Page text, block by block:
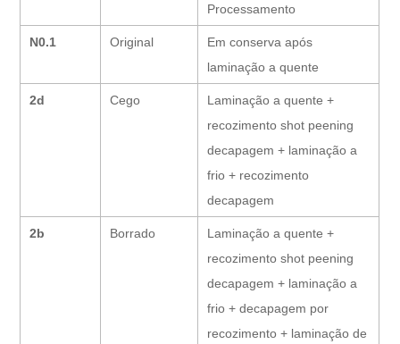
Processamento
N0.1 Original
Em conserva após
laminação a quente
2d Cego
Laminação a quente +
recozimento shot peening
decapagem + laminação a
frio + recozimento
decapagem
2b Borrado
Laminação a quente +
recozimento shot peening
decapagem + laminação a
frio + decapagem por
recozimento + laminação de